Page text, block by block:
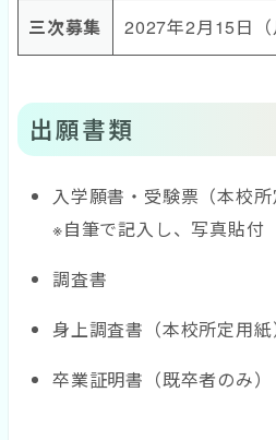
三次募集 2027年2月15日（
出願書類
入学願書・受験票（本校所
※自筆で記入し、写真貼付
調査書
身上調査書（本校所定用紙
卒業証明書（既卒者のみ）